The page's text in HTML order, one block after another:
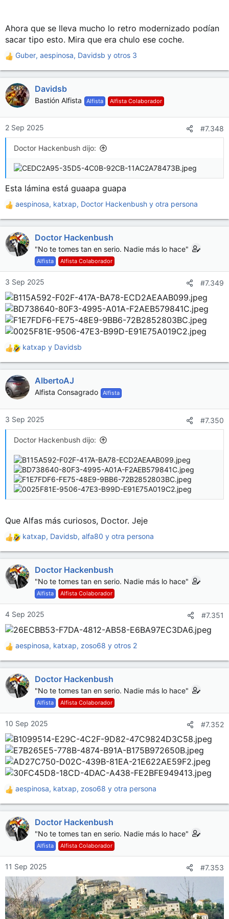
Ahora que se lleva mucho lo retro modernizado podían
sacar tipo esto. Mira que era chulo ese coche.
R
e
a
c
c
o
n
e
Guber, aespinosa, Davidsb y otros 3
Davidsb
Bastión Alfista Alfista Alfista Colaborador
2 Sep 2025 #7.348
Doctor Hackenbush dijo:
Esta lámina está guaapa guapa
R
e
a
c
c
e
s
:
aespinosa, katxap, Doctor Hackenbush y otra persona
Doctor Hackenbush
"No te tomes tan en serio. Nadie más lo hace"
Alfista Alfista Colaborador
3 Sep 2025 #7.349
R
e
a
c
c
o
n
e
katxap y Davidsb
AlbertoAJ
Alfista Consagrado Alfista
3 Sep 2025 #7.350
Doctor Hackenbush dijo:
Que Alfas más curiosos, Doctor. Jeje
R
e
a
c
c
e
s
katxap, Davidsb, alfa80 y otra persona
Doctor Hackenbush
"No te tomes tan en serio. Nadie más lo hace"
Alfista Alfista Colaborador
4 Sep 2025 #7.351
R
e
a
c
c
e
s
:
aespinosa, katxap, zoso68 y otros 2
Doctor Hackenbush
"No te tomes tan en serio. Nadie más lo hace"
Alfista Alfista Colaborador
10 Sep 2025 #7.352
R
e
a
c
c
e
s
:
aespinosa, katxap, zoso68 y otra persona
Doctor Hackenbush
"No te tomes tan en serio. Nadie más lo hace"
Alfista Alfista Colaborador
11 Sep 2025 #7.353